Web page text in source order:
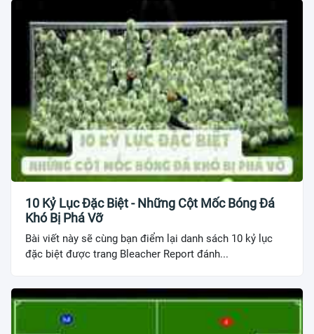
10 Kỷ Lục Đặc Biệt - Những Cột Mốc Bóng Đá
Khó Bị Phá Vỡ
Bài viết này sẽ cùng bạn điểm lại danh sách 10 kỷ lục
đặc biệt được trang Bleacher Report đánh...